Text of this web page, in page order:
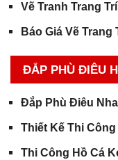
Vẽ Tranh Trang
Báo Giá Vẽ Trang
ĐẮP PHÙ ĐIÊU
Đắp Phù Điêu
Thiết Kế Thi
Thi Công Hồ Cá